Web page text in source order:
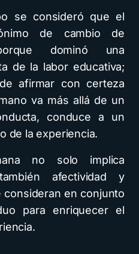
se consideró que el
de cambio de
dominó una
de la labor educativa;
afirmar con certeza
va más allá de un
conduce a un
de la experiencia.
no solo implica
afectividad y
en conjunto
para enriquecer el